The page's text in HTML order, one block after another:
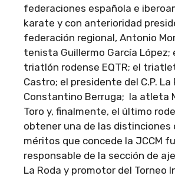
federaciones española e
karate y con anterioridad
federación regional, Antonio
tenista Guillermo García López;
triatlón rodense EQTR; el
Castro; el presidente del C.P. La
Constantino Berruga; la atleta
Toro y, finalmente, el último
obtener una de las distinciones
méritos que concede la JCCM
responsable de la sección de
La Roda y promotor del Torneo